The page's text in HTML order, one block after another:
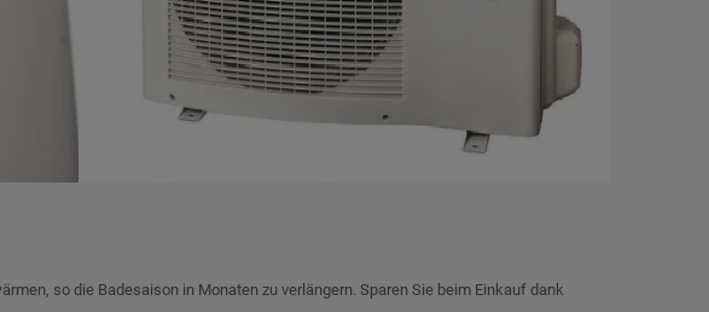
so die Badesaison in Monaten zu verlängern. Sparen Sie beim Einkauf dank